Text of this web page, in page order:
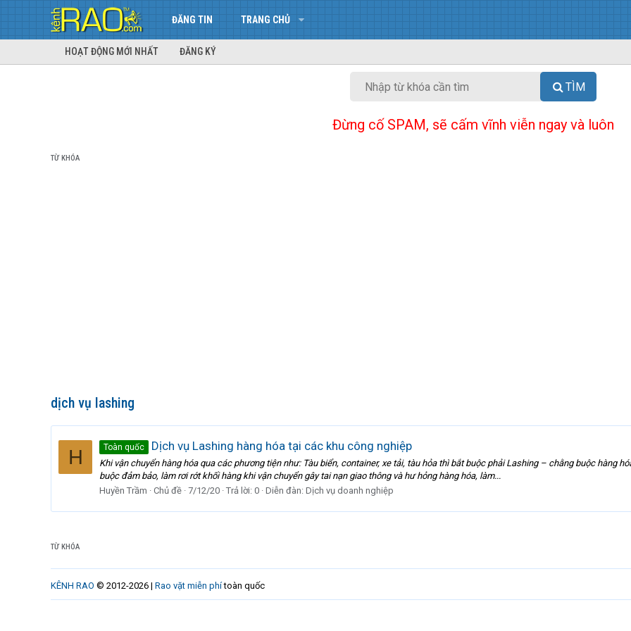
ĐĂNG TIN TRANG CHỦ
HOẠT ĐỘNG MỚI NHẤT ĐĂNG KÝ
TÌM
Đừng cố SPAM, sẽ cấm vĩnh viễn ngay và luôn
TỪ KHÓA
dịch vụ lashing
H Toàn quốc Dịch vụ Lashing hàng hóa tại các khu công nghiệp
Khi vận chuyển hàng hóa qua các phương tiện như: Tàu biển, container, xe tải, tàu hỏa thì bắt buộc phải Lashing – chằng buộc hàng
buộc đảm bảo, làm rơi rớt khối hàng khi vận chuyển gây tai nạn giao thông và hư hỏng hàng hóa, làm...
Huyền Trầm
Chủ đề 7/12/20 Trả lời: 0 Diễn đàn: Dịch vụ doanh nghiệp
TỪ KHÓA
KÊNH RAO © 2012-2026 | Rao vặt miễn phítoàn quốc